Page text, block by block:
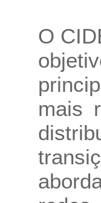
O
mais